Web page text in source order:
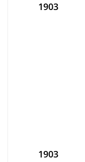
1903
1903